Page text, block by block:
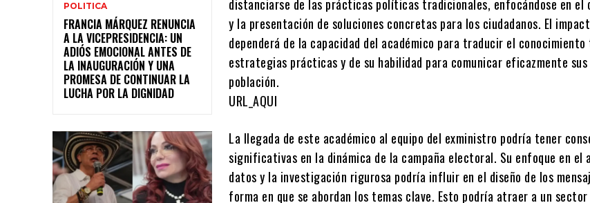
POLITICA
FRANCIA MÁRQUEZ RENUNCIA
A LA VICEPRESIDENCIA: UN
ADIÓS EMOCIONAL ANTES DE
LA INAUGURACIÓN Y UNA
PROMESA DE CONTINUAR LA
LUCHA POR LA DIGNIDAD
distanciarse de las prácticas políticas tradicionales, enfocándose en el
y la presentación de soluciones concretas para los ciudadanos. El
dependerá de la capacidad del académico para traducir el
estrategias prácticas y de su habilidad para comunicar eficazmente sus
población.
URL_AQUI
La llegada de este académico al equipo del exministro podría tener
significativas en la dinámica de la campaña electoral. Su enfoque en el
datos y la investigación rigurosa podría influir en el diseño de los
forma en que se abordan los temas clave. Esto podría atraer a un